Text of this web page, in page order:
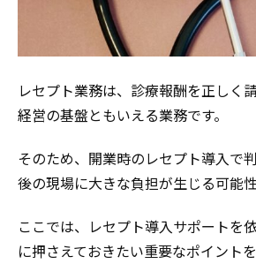
レセプト業務は、診療報酬を正しく
経営の基盤ともいえる業務です。
そのため、開業時のレセプト導入で
後の現場に大きな負担が生じる可能性
ここでは、レセプト導入サポートを
に押さえておきたい重要なポイントを